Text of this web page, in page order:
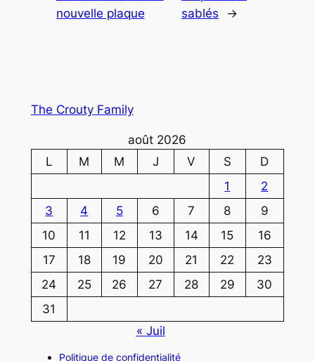
nouvelle plaque
sablés
→
The Crouty Family
août 2026
L
M M J V S
D
1
2
3
4 5 6 7 8
9
10
11 12 13 14 15
16
17
18 19 20 21 22
23
24
25 26 27 28 29
30
31
« Juil
Politique de confidentialité